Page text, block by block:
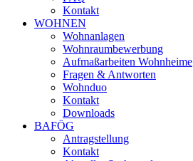
Kontakt
WOHNEN
Wohnanlagen
Wohnraumbewerbung
Aufmaßarbeiten Wohnheime
Fragen & Antworten
Wohnduo
Kontakt
Downloads
BAFÖG
Antragstellung
Kontakt